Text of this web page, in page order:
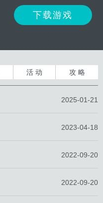
下载游戏
活 动 攻 略
2025-01-21
2023-04-18
2022-09-20
2022-09-20
攻略
客服